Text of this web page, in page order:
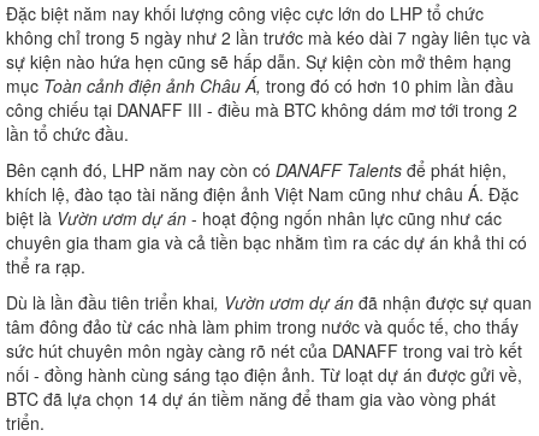
Đặc biệt năm nay khối lượng công việc cực lớn do LHP tổ chức
không chỉ trong 5 ngày như 2 lần trước mà kéo dài 7 ngày liên tục và
sự kiện nào hứa hẹn cũng sẽ hấp dẫn. Sự kiện còn mở thêm hạng
mục Toàn cảnh điện ảnh Châu Á, trong đó có hơn 10 phim lần đầu
công chiếu tại DANAFF III - điều mà BTC không dám mơ tới trong 2
lần tổ chức đầu.
Bên cạnh đó, LHP năm nay còn có DANAFF Talents để phát hiện,
khích lệ, đào tạo tài năng điện ảnh Việt Nam cũng như châu Á. Đặc
biệt là Vườn ươm dự án - hoạt động ngốn nhân lực cũng như các
chuyên gia tham gia và cả tiền bạc nhằm tìm ra các dự án khả thi có
thể ra rạp.
Dù là lần đầu tiên triển khai, Vườn ươm dự án đã nhận được sự quan
tâm đông đảo từ các nhà làm phim trong nước và quốc tế, cho thấy
sức hút chuyên môn ngày càng rõ nét của DANAFF trong vai trò kết
nối - đồng hành cùng sáng tạo điện ảnh. Từ loạt dự án được gửi về,
BTC đã lựa chọn 14 dự án tiềm năng để tham gia vào vòng phát
triển.